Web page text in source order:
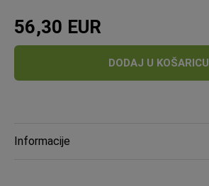
56,30 EUR
DODAJ U KOŠARICU
Informacije